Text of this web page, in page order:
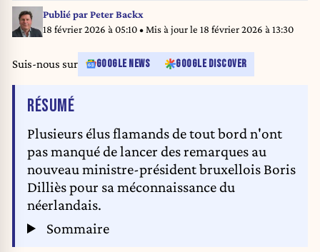
Publié parPeter Backx
18 février 2026 à 05:10• Mis à jour le 18 février 2026 à 13:30
Suis-nous sur GOOGLE NEWS GOOGLE DISCOVER
RÉSUMÉDE L'ARTICLE
Plusieurs élus flamands de tout bord n'ont
pas manqué de lancer des remarques au
nouveau ministre-président bruxellois Boris
Dilliès pour sa méconnaissance du
néerlandais.
Sommaire